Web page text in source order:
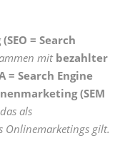
= Search
mitbezahlter
= Search Engine
(SEM
als
Onlinemarketings gilt.